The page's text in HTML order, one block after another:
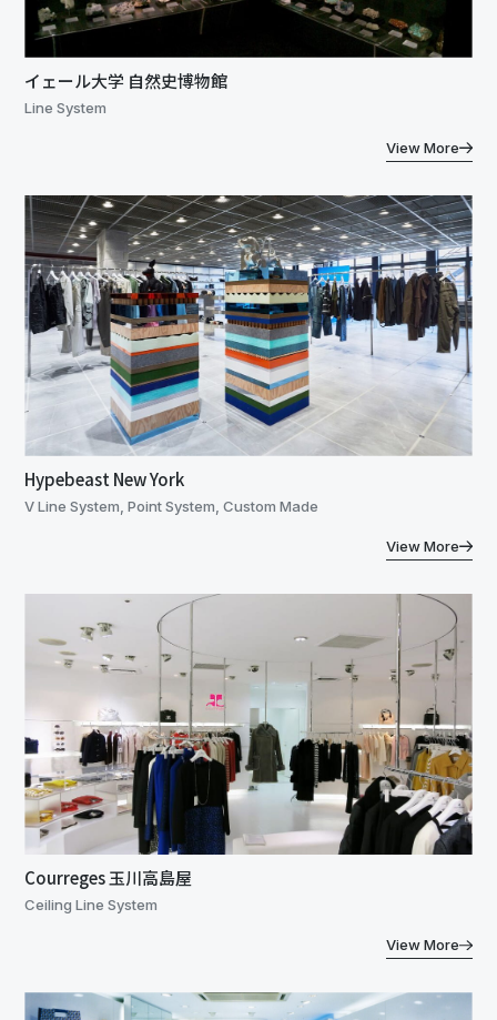
イェール大学 自然史博物館
Line System
View More
Hypebeast New York
V Line System, Point System, Custom Made
View More
Courreges 玉川高島屋
Ceiling Line System
View More